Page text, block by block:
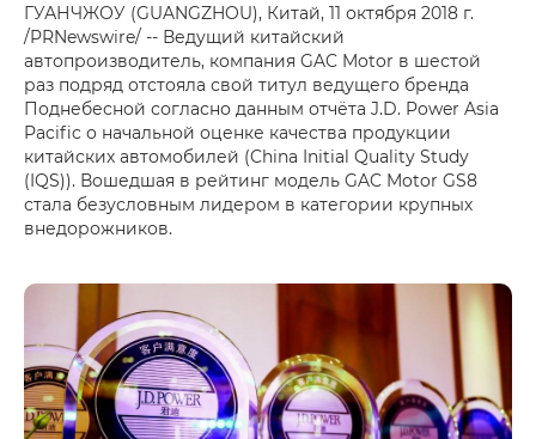
ГУАНЧЖОУ (GUANGZHOU), Китай, 11 октября 2018 г.
/PRNewswire/ -- Ведущий китайский
автопроизводитель, компания GAC Motor в шестой
раз подряд отстояла свой титул ведущего бренда
Поднебесной согласно данным отчёта J.D. Power Asia
Pacific о начальной оценке качества продукции
китайских автомобилей (China Initial Quality Study
(IQS)). Вошедшая в рейтинг модель GAC Motor GS8
стала безусловным лидером в категории крупных
внедорожников.